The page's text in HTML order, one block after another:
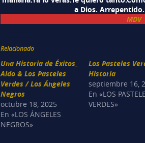
a Dios.
MDV
Relacionado
Una Historia de Éxitos_
Aldo & Los Pasteles
Verdes / Los Ángeles
Negros
octubre 18, 2025
En «LOS ÁNGELES
NEGROS»
Los Pasteles
Historia
septiembre 16,
En «LOS
VERDES»